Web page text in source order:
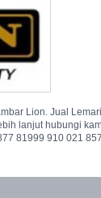
Lion. Jual
lanjut hubungi
81999 910 021